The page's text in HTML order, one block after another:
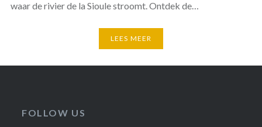
waar de rivier de la Sioule stroomt. Ontdek de…
LEES MEER
FOLLOW US